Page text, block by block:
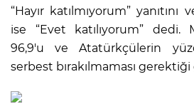
“Hayır katılmıyorum” yanıtını
ise “Evet katılıyorum” dedi.
96,9'u ve Atatürkçülerin
serbest bırakılmaması